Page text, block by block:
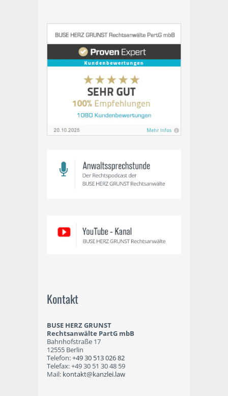
Kontakt
BUSE HERZ GRUNST
Rechtsanwälte PartG mbB
Bahnhofstraße 17
12555 Berlin
Telefon:+49 30 513 026 82
Telefax: +49 30 51 30 48 59
Mail: kontakt@kanzlei.law